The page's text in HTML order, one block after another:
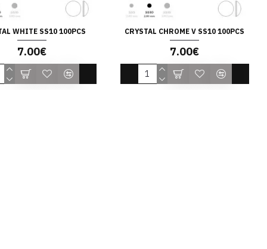
WHITE SS10 100PCS
7.00€
CRYSTAL CHROME V SS10 100PCS
7.00€